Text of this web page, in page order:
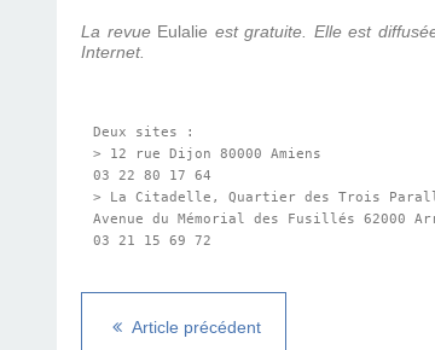
La revue Eulalie est gratuite. Elle est
Internet.
Deux sites :
> 12 rue Dijon 80000 Amiens
03 22 80 17 64
> La Citadelle, Quartier des Trois
Avenue du Mémorial des Fusillés 62000
03 21 15 69 72
Article précédent